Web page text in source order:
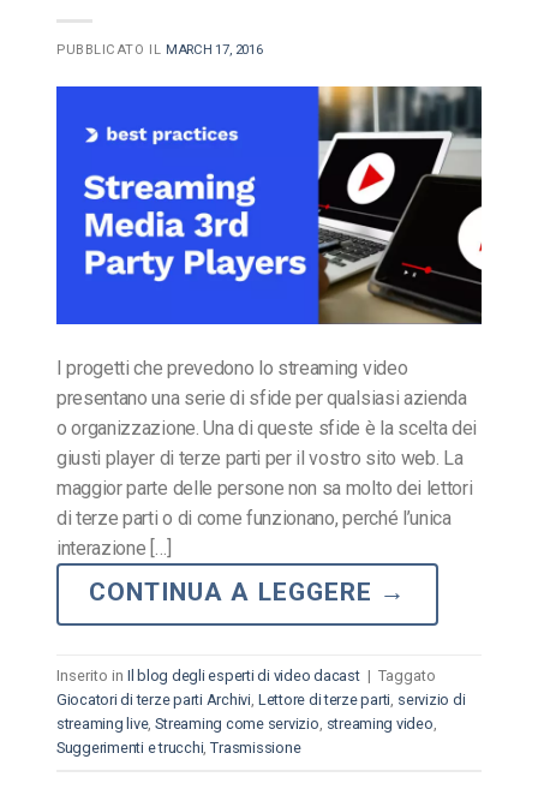
PUBBLICATO IL MARCH 17, 2016
I progetti che prevedono lo streaming video
presentano una serie di sfide per qualsiasi azienda
o organizzazione. Una di queste sfide è la scelta dei
giusti player di terze parti per il vostro sito web. La
maggior parte delle persone non sa molto dei lettori
di terze parti o di come funzionano, perché l’unica
interazione […]
CONTINUA A LEGGERE →
Inserito in Il blog degli esperti di video dacast | Taggato
Giocatori di terze parti Archivi Lettore di terze parti servizio di
streaming live,Streaming come servizio streaming video
Suggerimenti e trucchi ,Trasmissione